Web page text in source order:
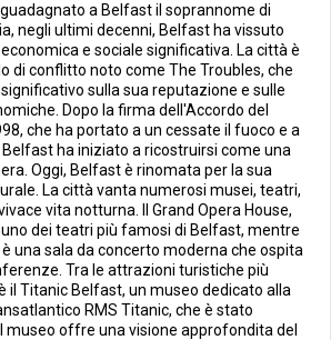
a Belfast il soprannome di
negli ultimi decenni, Belfast ha vissuto
e sociale significativa. La città è
di conflitto noto come The Troubles, che
sulla sua reputazione e sulle
Dopo la firma dell'Accordo del
che ha portato a un cessate il fuoco e a
ha iniziato a ricostruirsi come una
Oggi, Belfast è rinomata per la sua
La città vanta numerosi musei, teatri,
vita notturna. Il Grand Opera House,
dei teatri più famosi di Belfast, mentre
una sala da concerto moderna che ospita
Tra le attrazioni turistiche più
il Titanic Belfast, un museo dedicato alla
RMS Titanic, che è stato
museo offre una visione approfondita del